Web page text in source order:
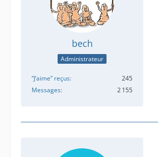
bech
Administrateur
“J’aime” reçus
245
Messages
2 155